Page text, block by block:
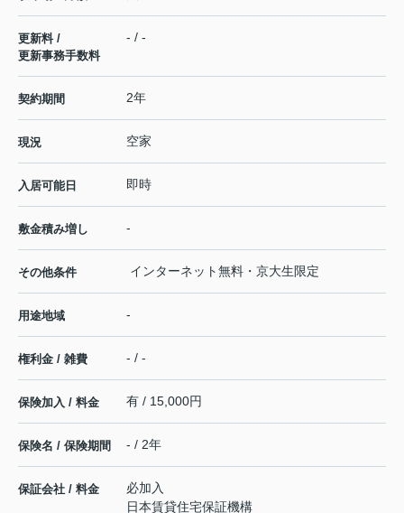
更新料 /
更新事務手数料
- / -
契約期間 2年
現況 空家
入居可能日 即時
敷金積み増し -
その他条件 インターネット無料・京大生限定
用途地域 -
権利金 / 雑費 - / -
保険加入 / 料金 有 / 15,000円
保険名 / 保険期間 - / 2年
保証会社 / 料金
必加入
日本賃貸住宅保証機構